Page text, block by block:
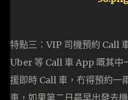
特點三：VIP 司機預約 Call
Uber 等 Call 車 App 嘅其中
援即時 Call 車，冇得預約一